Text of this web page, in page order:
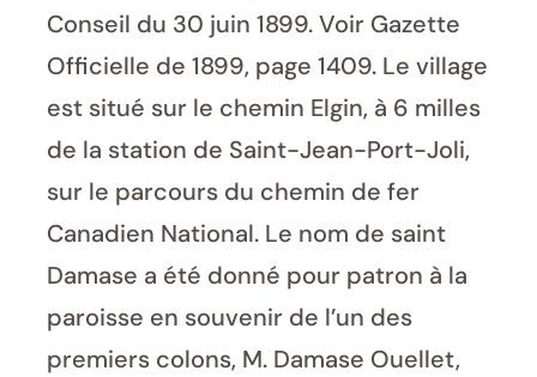
Conseil du 30 juin 1899. Voir Gazette
Officielle de 1899, page 1409. Le village
est situé sur le chemin Elgin, à 6 milles
de la station de Saint-Jean-Port-Joli,
sur le parcours du chemin de fer
Canadien National. Le nom de saint
Damase a été donné pour patron à la
paroisse en souvenir de l’un des
premiers colons, M. Damase Ouellet,